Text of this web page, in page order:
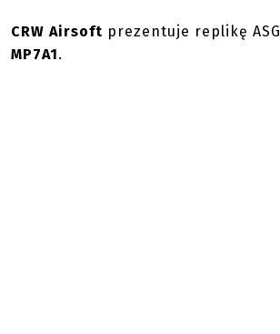
CRW Airsoft prezentuje replikę ASG
MP7A1.